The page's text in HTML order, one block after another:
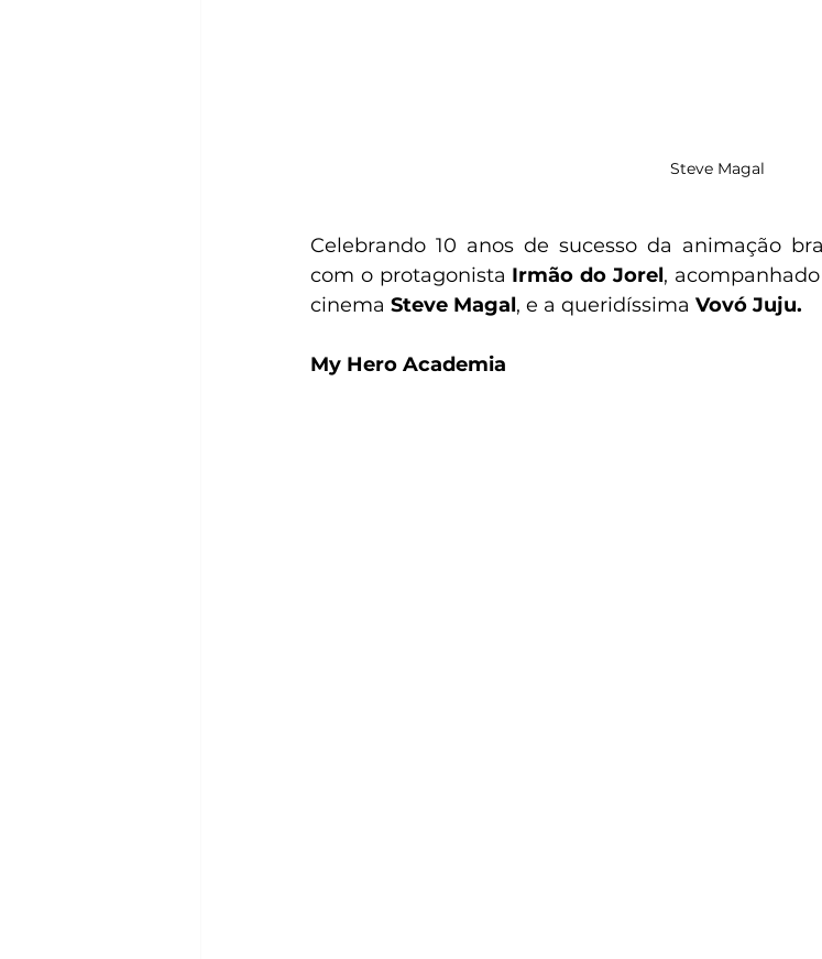
Steve Magal
Celebrando 10 anos de sucesso da animação
com o protagonista Irmão do Jorel,
cinema Steve Magal, e a queridíssima Vovó Juju.
My Hero Academia